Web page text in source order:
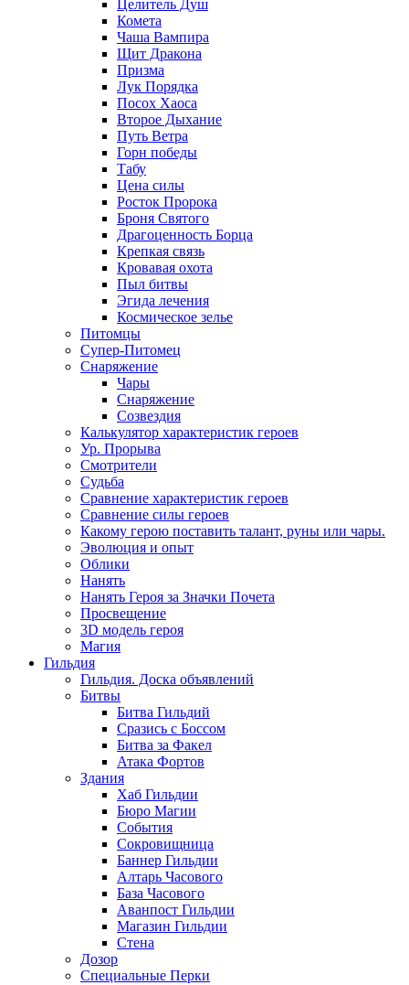
Целитель Душ
Комета
Чаша Вампира
Щит Дракона
Призма
Лук Порядка
Посох Хаоса
Второе Дыхание
Путь Ветра
Горн победы
Табу
Цена силы
Росток Пророка
Броня Святого
Драгоценность Борца
Крепкая связь
Кровавая охота
Пыл битвы
Эгида лечения
Космическое зелье
Питомцы
Супер-Питомец
Снаряжение
Чары
Снаряжение
Созвездия
Калькулятор характеристик героев
Ур. Прорыва
Смотрители
Судьба
Сравнение характеристик героев
Сравнение силы героев
Какому герою поставить талант, руны или чары.
Эволюция и опыт
Облики
Нанять
Нанять Героя за Значки Почета
Просвещение
3D модель героя
Магия
Гильдия
Гильдия. Доска объявлений
Битвы
Битва Гильдий
Сразись с Боссом
Битва за Факел
Атака Фортов
Здания
Хаб Гильдии
Бюро Магии
События
Сокровищница
Баннер Гильдии
Алтарь Часового
База Часового
Аванпост Гильдии
Магазин Гильдии
Стена
Дозор
Специальные Перки